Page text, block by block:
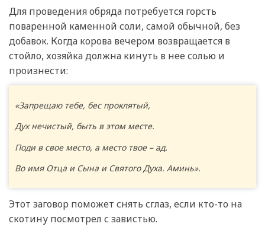
Для проведения обряда потребуется горсть
поваренной каменной соли, самой обычной, без
добавок. Когда корова вечером возвращается в
стойло, хозяйка должна кинуть в нее солью и
произнести:
«Запрещаю тебе, бес проклятый,
Дух нечистый, быть в этом месте.
Поди в свое место, а место твое – ад.
Во имя Отца и Сына и Святого Духа. Аминь».
Этот заговор поможет снять сглаз, если кто-то на
скотину посмотрел с завистью.